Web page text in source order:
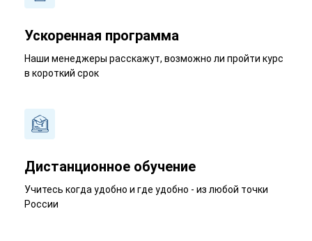
Ускоренная программа
Наши менеджеры расскажут, возможно ли пройти курс
в короткий срок
Дистанционное обучение
Учитесь когда удобно и где удобно - из любой точки
России